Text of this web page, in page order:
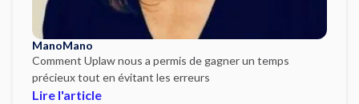
ManoMano
Comment Uplaw nous a permis de gagner un temps
précieux tout en évitant les erreurs
Lire l'article